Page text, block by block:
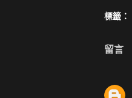
標籤：
留言